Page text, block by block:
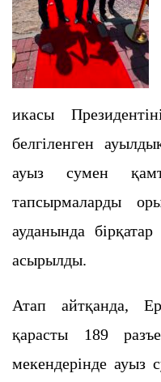
икасы
белгіленген
ауыз сумен
тапсырмаларды
ауданында
асырылды.
Атап айтқанда,
қарасты 189
мекендерінде ауыз